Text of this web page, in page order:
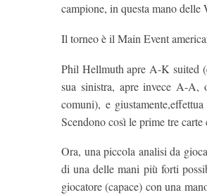
campione, in questa mano
Il torneo è il Main Event
Phil Hellmuth apre A-K suited
sua sinistra, apre invece A-A,
comuni), e
Scendono così le prime tre
Ora, una piccola analisi da
di una delle mani più forti
giocatore (capace) con una